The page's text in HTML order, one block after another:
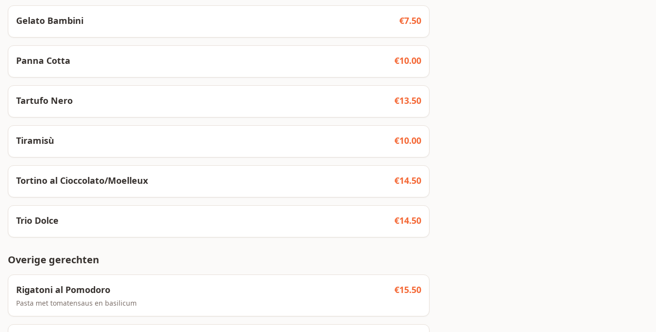
Gelato Bambini €7.50
Panna Cotta €10.00
Tartufo Nero €13.50
Tiramisù €10.00
Tortino al Cioccolato/Moelleux €14.50
Trio Dolce €14.50
Overige gerechten
Rigatoni al Pomodoro
Pasta met tomatensaus en basilicum
€15.50